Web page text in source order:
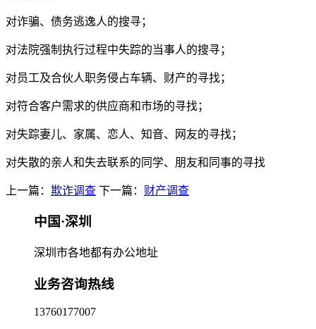
对诈骗、债务逃逸人的搜寻；
对法院强制执行过程中失踪的当事人的搜寻；
对员工及合伙人职务侵占车辆、财产的寻找；
对符合客户需求的供应商和市场的寻找；
对失踪妻儿、家属、恋人、知音、网友的寻找；
对失散的亲人和失去联系的同学、朋友和同事的寻找
上一篇： 欺诈调查 下一篇： 财产调查
中国·深圳
深圳市各地都有办公地址
业务咨询热线
13760177007